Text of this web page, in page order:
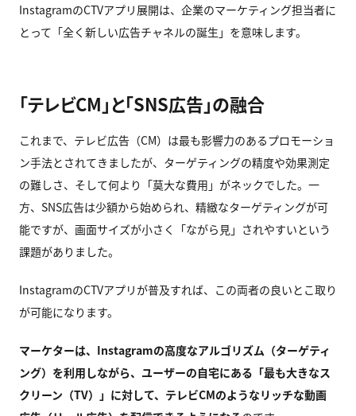
InstagramのCTVアプリ展開は、企業のマーケティング担当者に
とって「全く新しい広告チャネルの誕生」を意味します。
「テレビCM」と「SNS広告」の融合
これまで、テレビ広告（CM）は最も影響力のあるプロモーショ
ン手法とされてきましたが、ターゲティングの精度や効果測定
の難しさ、そして何より「莫大な費用」がネックでした。一
方、SNS広告は少額から始められ、精緻なターゲティングが可
能ですが、画面サイズが小さく「ながら見」されやすいという
課題がありました。
InstagramのCTVアプリが普及すれば、この両者の良いとこ取り
が可能になります。
マーケターは、Instagramの高度なアルゴリズム（ターゲティ
ング）を利用しながら、ユーザーの自宅にある「最も大きなス
クリーン（TV）」に対して、テレビCMのようなリッチな動画